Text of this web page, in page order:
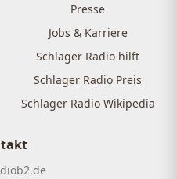
Presse
Jobs & Karriere
Schlager Radio hilft
Schlager Radio Preis
Schlager Radio Wikipedia